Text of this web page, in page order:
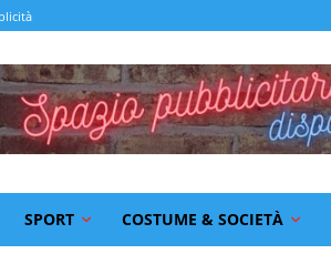
SPORT COSTUME & SOCIETÀ